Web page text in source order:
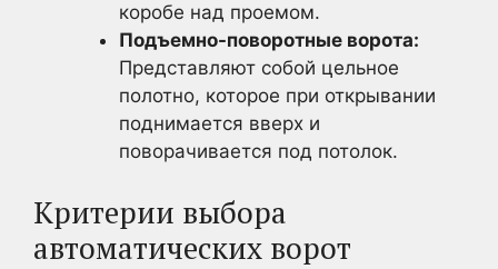
коробе над проемом.
Подъемно-поворотные ворота:
Представляют собой цельное
полотно, которое при открывании
поднимается вверх и
поворачивается под потолок.
Критерии выбора
автоматических ворот